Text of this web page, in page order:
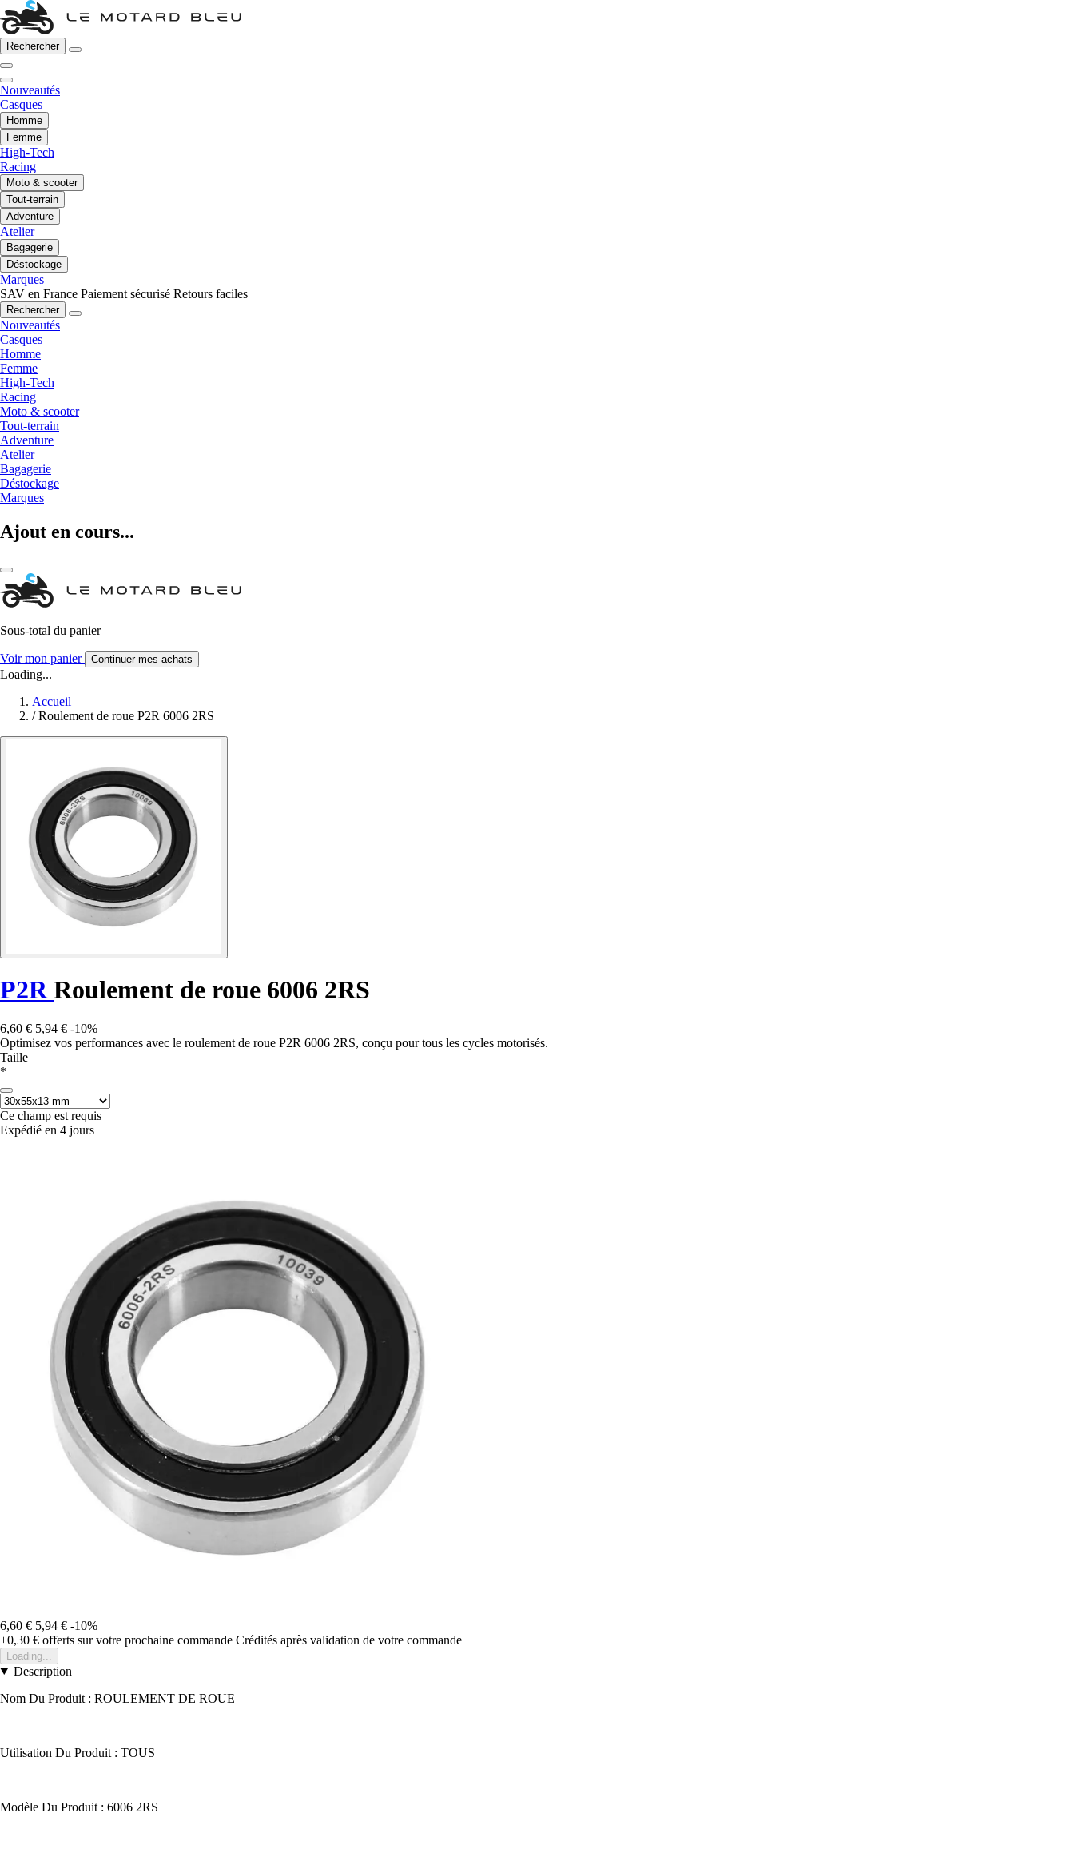
Rechercher
Nouveautés
Casques
Homme
Femme
High-Tech
Racing
Moto & scooter
Tout-terrain
Adventure
Atelier
Bagagerie
Déstockage
Marques
SAV en France Paiement sécurisé Retours faciles
Rechercher
Nouveautés
Casques
Homme
Femme
High-Tech
Racing
Moto & scooter
Tout-terrain
Adventure
Atelier
Bagagerie
Déstockage
Marques
Ajout en cours...
Sous-total du panier
Voir mon panier Continuer mes achats
Loading...
Accueil
/ Roulement de roue P2R 6006 2RS
P2R Roulement de roue 6006 2RS
6,60 € 5,94 € -10%
Optimisez vos performances avec le roulement de roue P2R 6006 2RS, conçu pour tous les cycles motorisés.
Taille
*
Ce champ est requis
Expédié en 4 jours
6,60 € 5,94 € -10%
+0,30 € offerts sur votre prochaine commande Crédités après validation de votre commande
Loading...
Description
Nom Du Produit : ROULEMENT DE ROUE
Utilisation Du Produit : TOUS
Modèle Du Produit : 6006 2RS